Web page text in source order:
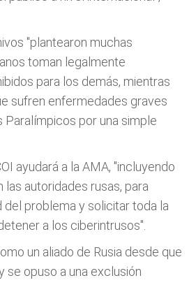
"plantearon muchas
toman legalmente
para los demás, mientras
sufren enfermedades graves
Paralímpicos por una simple
ayudará a la AMA, "incluyendo
las autoridades rusas, para
del problema y solicitar toda la
a los ciberintrusos".
un aliado de Rusia desde que
se opuso a una exclusión